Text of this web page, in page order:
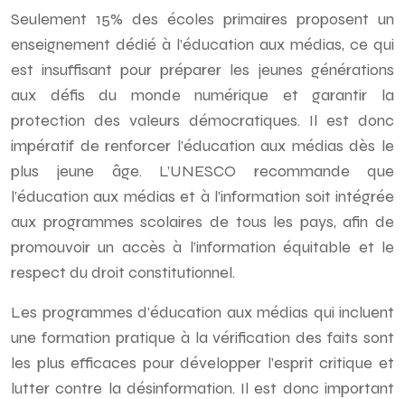
Seulement 15% des écoles primaires proposent un
enseignement dédié à l’éducation aux médias, ce qui
est insuffisant pour préparer les jeunes générations
aux défis du monde numérique et garantir la
protection des valeurs démocratiques. Il est donc
impératif de renforcer l’éducation aux médias dès le
plus jeune âge. L’UNESCO recommande que
l’éducation aux médias et à l’information soit intégrée
aux programmes scolaires de tous les pays, afin de
promouvoir un accès à l’information équitable et le
respect du droit constitutionnel.
Les programmes d’éducation aux médias qui incluent
une formation pratique à la vérification des faits sont
les plus efficaces pour développer l’esprit critique et
lutter contre la désinformation. Il est donc important